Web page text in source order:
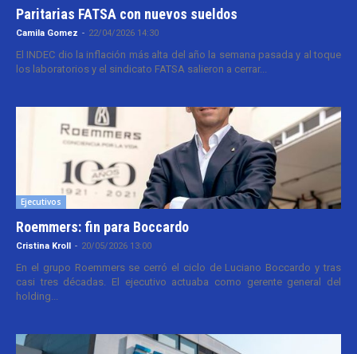
Paritarias FATSA con nuevos sueldos
Camila Gomez - 22/04/2026 14:30
El INDEC dio la inflación más alta del año la semana pasada y al toque
los laboratorios y el sindicato FATSA salieron a cerrar...
Ejecutivos
Roemmers: fin para Boccardo
Cristina Kroll - 20/05/2026 13:00
En el grupo Roemmers se cerró el ciclo de Luciano Boccardo y tras
casi tres décadas. El ejecutivo actuaba como gerente general del
holding...